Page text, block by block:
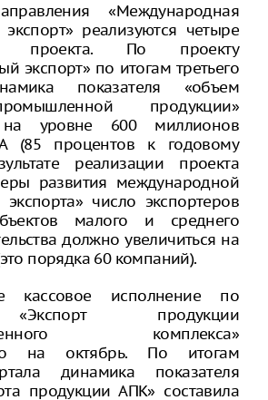
«Международная
реализуются четыре
проекта. По проекту
экспорт» по итогам третьего
показателя «объем
продукции»
на уровне 600 миллионов
(85 процентов к годовому
реализации проекта
развития международной
число экспортеров
малого и среднего
должно увеличиться на
порядка 60 компаний).
кассовое исполнение по
продукции
комплекса»
на октябрь. По итогам
динамика показателя
продукции АПК» составила